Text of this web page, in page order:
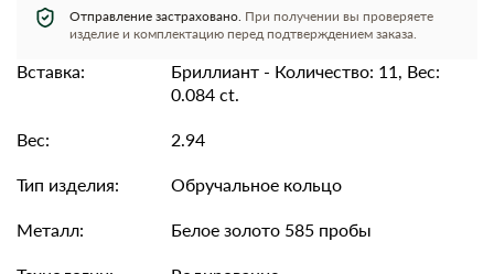
Отправление застраховано. При получении вы проверяете
изделие и комплектацию перед подтверждением заказа.
Вставка:
Бриллиант - Количество: 11, Вес:
0.084 ct.
Вес:
2.94
Тип изделия:
Обручальное кольцо
Металл:
Белое золото 585 пробы